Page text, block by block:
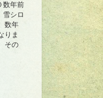
数年前
雪シロ
数年
りま
その